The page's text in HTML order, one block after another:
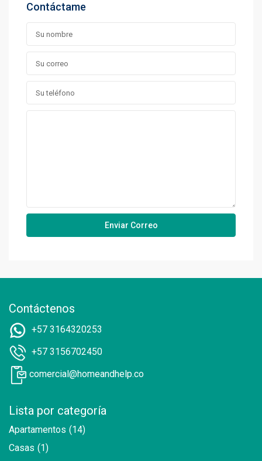
Contáctame
Contáctenos
+57 3164320253
+57 3156702450
comercial@homeandhelp.co
Lista por categoría
Apartamentos (14)
Casas (1)